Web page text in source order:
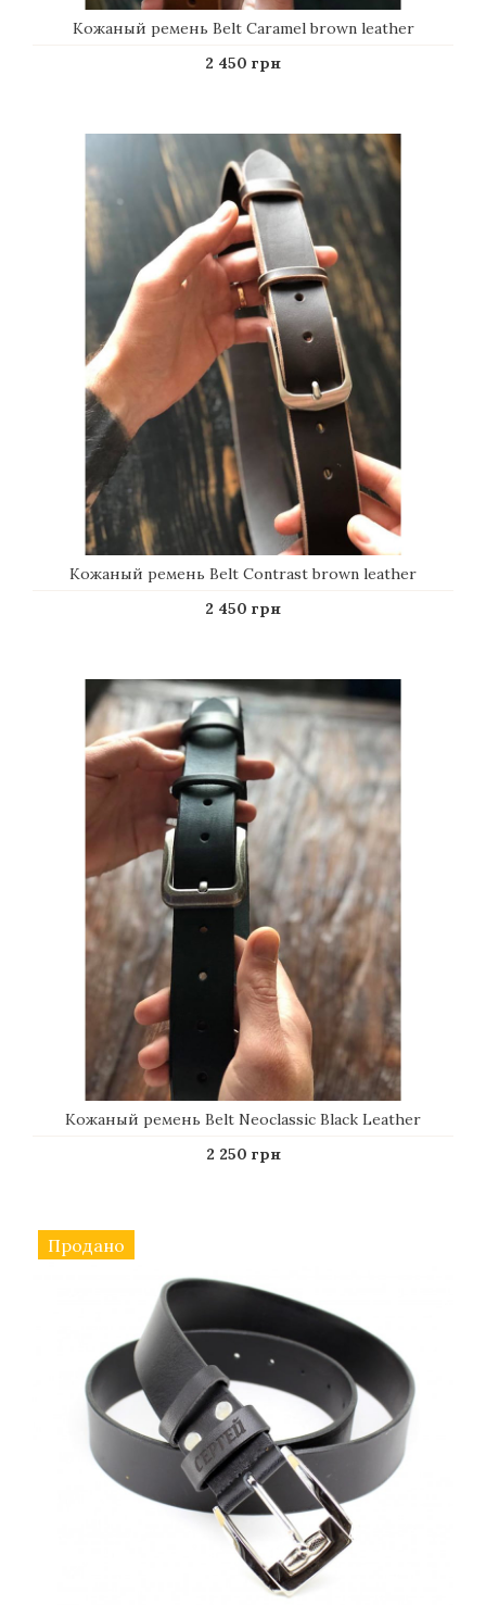
кожи ручной работы
Наши клиенты по достоинству оценили
индивидуальность, высокое качество и прекрасный
аксессуаров в модном гардеробе, поэтому он
должен иметь безупречный вид и подчеркивать
индивидуальность, характер и стиль мужчины.
Брендовые ремни мужские брючные и под джинсы
позволяют воплотить индивидуальные идеи и
создать свой стиль.
Купить мужские ремни из натуральной кожи
авторской ручной работы можно в нашем интернет
– магазине. Изложите свои пожелания, оговорите
сроки выполнения и сделайте быстрый заказ по
Киеву или Украине.
В нашем онлайн – магазине подарков GIFT2U
представлены ремни мужские кожаные ручной
работы от лучших мастеров. Натуральные
материалы, авторская работа, воплощение
персональных идей, индивидуализация и
брендирование изделия – самый модный и
трендовый вид поздравления. Уникальность,
безупречное качество и практичность в сочетании с
достойной ценой сделают Ваш подарок
незабываемым.
Кожаный ремень Belt Caramel brown leather
2 450 грн
Кожаный ремень Belt Contrast brown leather
2 450 грн
Кожаный ремень Belt Neoclassic Black Leather
2 250 грн
Продано